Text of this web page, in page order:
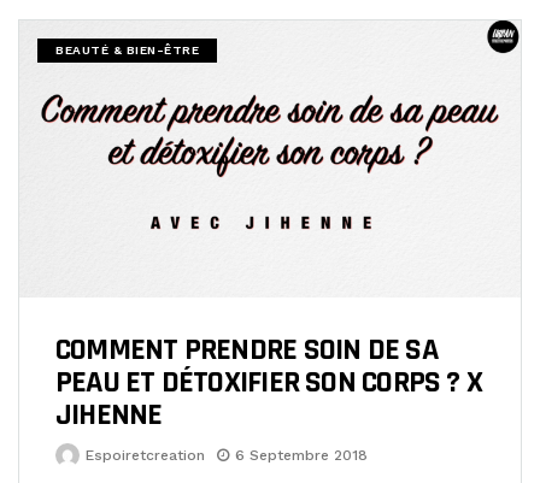
BEAUTÉ & BIEN-ÊTRE
COMMENT PRENDRE SOIN DE SA
PEAU ET DÉTOXIFIER SON CORPS ? X
JIHENNE
Espoiretcreation 6 Septembre 2018